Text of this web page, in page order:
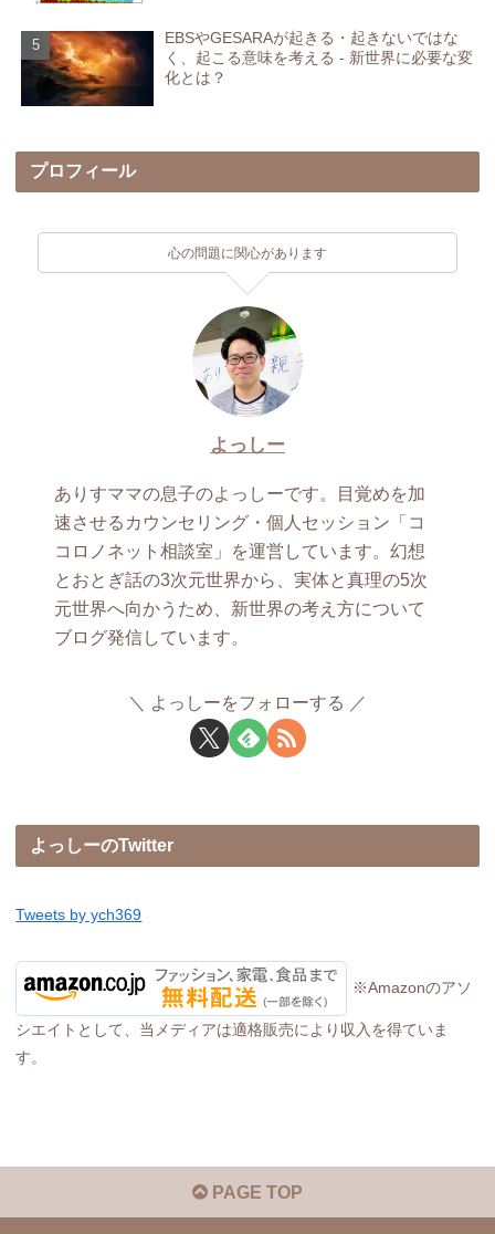
EBSやGESARAが起きる・起きないではな
く、起こる意味を考える - 新世界に必要な変
化とは？
プロフィール
心の問題に関心があります
よっしー
ありすママの息子のよっしーです。目覚めを加
速させるカウンセリング・個人セッション「コ
コロノネット相談室」を運営しています。幻想
とおとぎ話の3次元世界から、実体と真理の5次
元世界へ向かうため、新世界の考え方について
ブログ発信しています。
よっしーをフォローする
よっしーのTwitter
Tweets by ych369
※Amazonのアソ
シエイトとして、当メディアは適格販売により収入を得ていま
す。
PAGE TOP